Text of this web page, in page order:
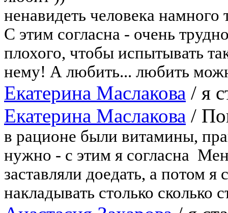
ненавидеть человека
С этим согласна - очень
плохого, чтобы испытывать
нему! А любить... любить
Екатерина Маслакова / я
Екатерина Маслакова /
в рационе были витамины,
нужно - с этим я согласна
заставляли доедать, а потом я
накладывать столько